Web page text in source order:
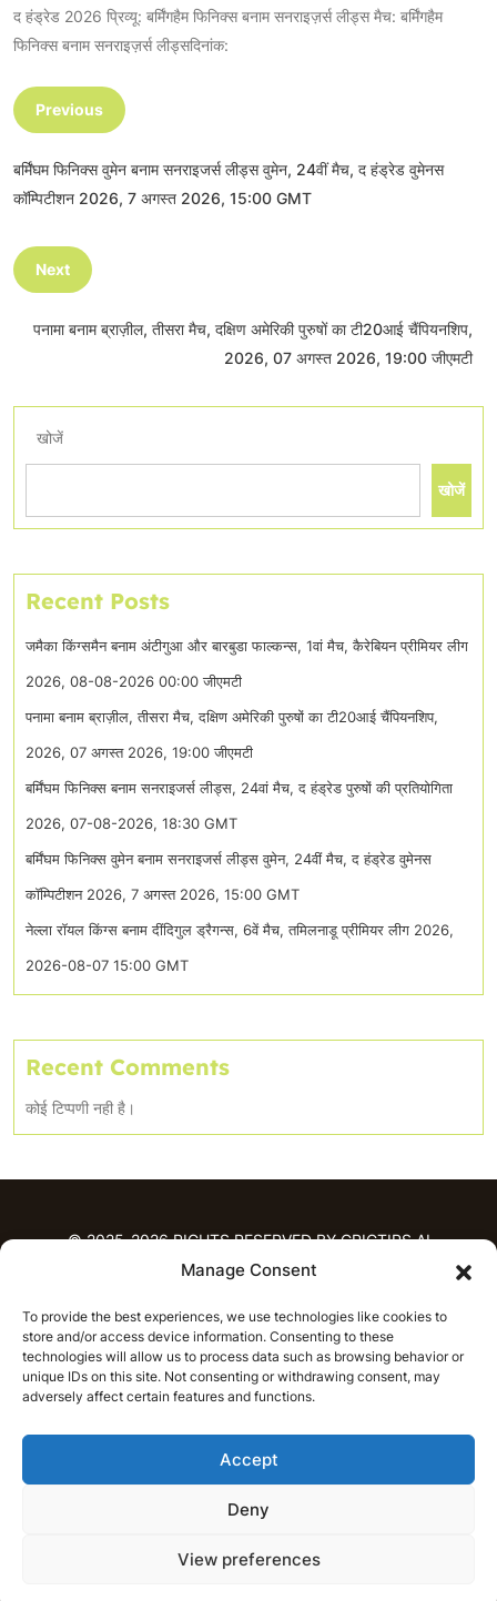
Manage Consent
To provide the best experiences, we use technologies like cookies to
store and/or access device information. Consenting to these
technologies will allow us to process data such as browsing behavior or
unique IDs on this site. Not consenting or withdrawing consent, may
adversely affect certain features and functions.
Accept
Deny
View preferences
द हंड्रेड 2026 प्रिव्यू: बर्मिंगहैम फिनिक्स बनाम सनराइज़र्स लीड्स मैच: बर्मिंगहैम
फिनिक्स बनाम सनराइज़र्स लीड्सदिनांक:
Previous
बर्मिंघम फिनिक्स वुमेन बनाम सनराइजर्स लीड्स वुमेन, 24वीं मैच, द हंड्रेड वुमेनस
कॉम्पिटीशन 2026, 7 अगस्त 2026, 15:00 GMT
Next
पनामा बनाम ब्राज़ील, तीसरा मैच, दक्षिण अमेरिकी पुरुषों का टी20आई चैंपियनशिप,
2026, 07 अगस्त 2026, 19:00 जीएमटी
खोजें
खोजें
Recent Posts
जमैका किंग्समैन बनाम अंटीगुआ और बारबुडा फाल्कन्स, 1वां मैच, कैरेबियन प्रीमियर लीग
2026, 08-08-2026 00:00 जीएमटी
पनामा बनाम ब्राज़ील, तीसरा मैच, दक्षिण अमेरिकी पुरुषों का टी20आई चैंपियनशिप,
2026, 07 अगस्त 2026, 19:00 जीएमटी
बर्मिंघम फिनिक्स बनाम सनराइजर्स लीड्स, 24वां मैच, द हंड्रेड पुरुषों की प्रतियोगिता
2026, 07-08-2026, 18:30 GMT
बर्मिंघम फिनिक्स वुमेन बनाम सनराइजर्स लीड्स वुमेन, 24वीं मैच, द हंड्रेड वुमेनस
कॉम्पिटीशन 2026, 7 अगस्त 2026, 15:00 GMT
नेल्ला रॉयल किंग्स बनाम दींदिगुल ड्रैगन्स, 6वें मैच, तमिलनाडू प्रीमियर लीग 2026,
2026-08-07 15:00 GMT
Recent Comments
कोई टिप्पणी नही है।
© 2025-2026 RIGHTS RESERVED BY CRICTIPS.AI
भविष्यवाणियाँ
आईपीएल भविष्यवाणियाँ
टी20 लीग भविष्यवाणियाँ
महिला क्रिकेट
नवीनतम क्रिकेट भविष्यवाणियाँ
भविष्यवाणी विश्लेषण
समाचार
आईपीएल समाचार
English